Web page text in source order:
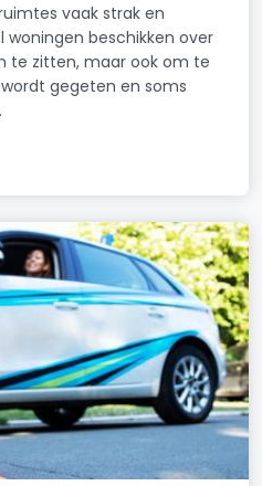
vaak strak en
beschikken over
te zitten, maar ook om te
gegeten en soms